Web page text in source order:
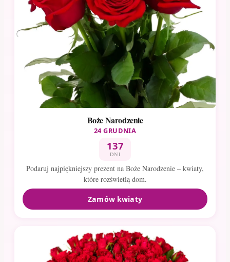
Boże Narodzenie
24 GRUDNIA
137
DNI
Podaruj najpiękniejszy prezent na Boże Narodzenie – kwiaty,
które rozświetlą dom.
Zamów kwiaty